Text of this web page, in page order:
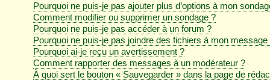
Pourquoi ne puis-je pas ajouter plus d’options à mon
Comment modifier ou supprimer un sondage ?
Pourquoi ne puis-je pas accéder à un forum ?
Pourquoi ne puis-je pas joindre des fichiers à mon message
Pourquoi ai-je reçu un avertissement ?
Comment rapporter des messages à un modérateur ?
À quoi sert le bouton « Sauvegarder » dans la page de